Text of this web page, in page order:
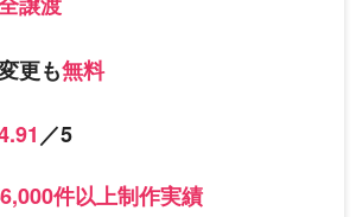
更も無料
／5
6,000件以上制作実績